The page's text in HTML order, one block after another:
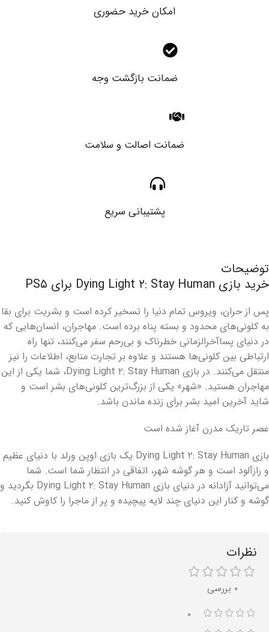
امکان خرید حضوری
ضمانت بازگشت وجه
ضمانت اصالت و سلامت
پشتیبانی سریع
توضیحات
خرید بازی Dying Light ۲: Stay Human برای PS۵
پس از حران، ویروس تمام دنیا را تسخیر کرده است و بشریت برای بقا
به کلونی‌های محدود و بسته پناه برده است. مهاجران، انسان‌هایی که
در دنیای پساآخرالزمانی خطرناک و بی‌رحم سفر می‌کنند، تنها راه
ارتباطی بین کلونی‌ها هستند و علاوه بر تجارت منابع، اطلاعات را نیز
منتقل می‌کنند. در بازی Dying Light ۲: Stay Human، شما یکی از این
مهاجران هستید. «شهر» یکی از بزرگ‌ترین کلونی‌های بشر است و
شاید آخرین امید بشر برای زنده ماندن باشد.
عصر تاریک مدرن آغاز شده است
بازی Dying Light ۲: Stay Human یک بازی اوپن ورلد با دنیای عظیم
و رازآلود است و هر گوشه شهر، اتفاقی در انتظار شما است. شما
می‌توانید آزادانه در دنیای بازی Dying Light ۲: Stay Human بگردید و
گوشه و کنار این دنیای چند لایه پیچیده و پر از ماجرا را کاوش کنید.
نظرات
۰ بررسی
۰